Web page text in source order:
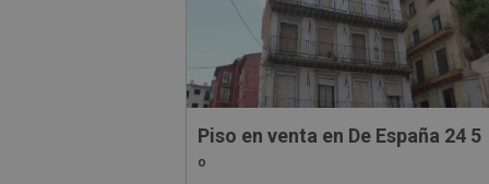
Piso en venta en De España 24 5
º